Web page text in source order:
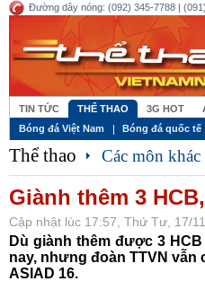
Đường dây nóng: (092) 345-7788 |
TIN TỨC THỂ THAO 3G HOT
Bóng đá Việt Nam
Bóng đá quốc tế
Thể thao Các môn khác
Giành thêm 3
Cập nhật lúc 17:57, Thứ Tư, 17/
Dù giành thêm được 3
nay, nhưng đoàn TTVN
ASIAD 16.